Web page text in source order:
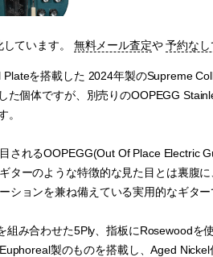
ています。 無料メール査定や予約なし
を搭載した 2024年製のSupreme
た個体ですが、別売りのOOPEGG
。
されるOOPEGG(Out Of Place Electric
ターのような特徴的な見た目とは裏腹
ションを兼ね備えている実用的なギター
組み合わせた5Ply、指板にRosewood
製のものを搭載し、Aged